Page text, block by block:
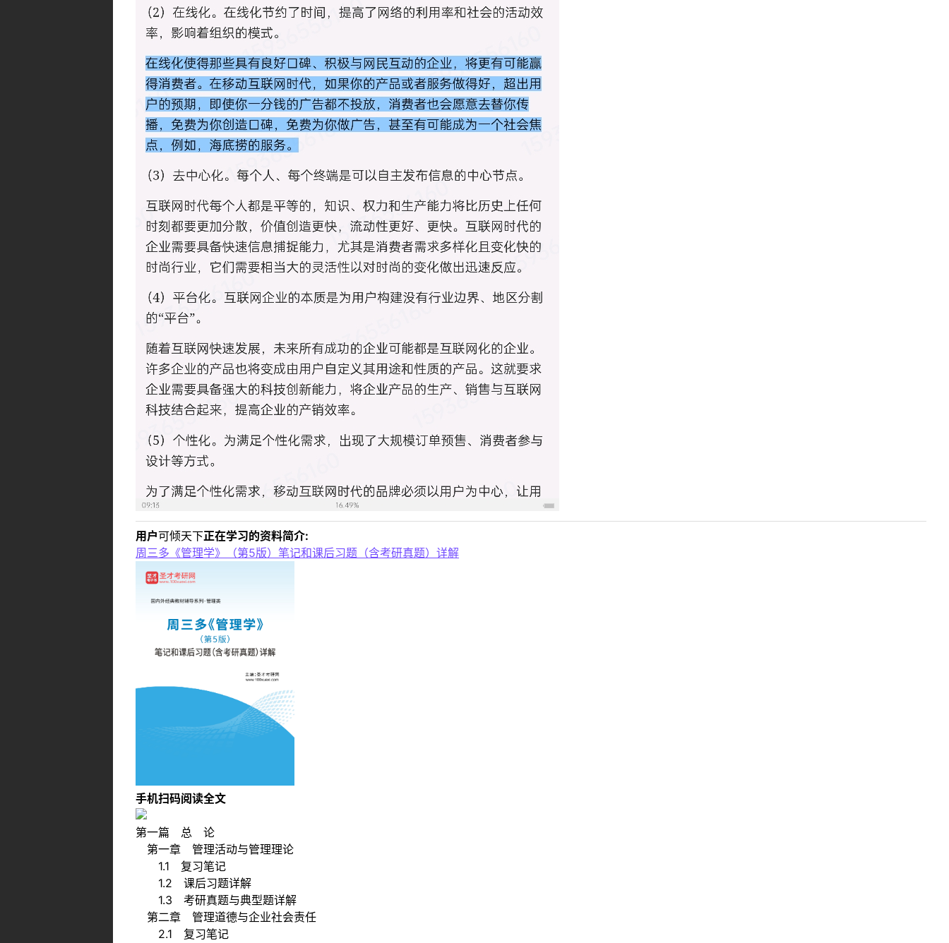
用户可倾天下正在学习的资料简介:
周三多《管理学》（第5版）笔记和课后习题（含考研真题）详解
手机扫码阅读全文
第一篇 总 论
第一章 管理活动与管理理论
1.1 复习笔记
1.2 课后习题详解
1.3 考研真题与典型题详解
第二章 管理道德与企业社会责任
2.1 复习笔记